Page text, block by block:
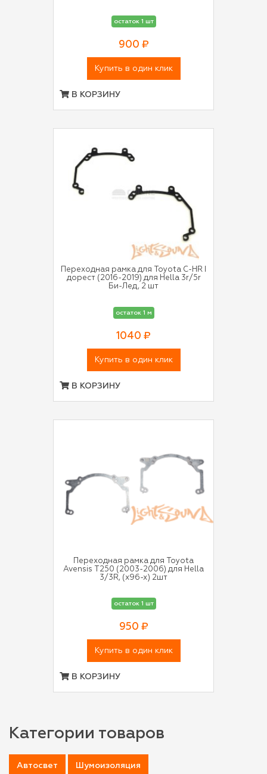
остаток 1 шт
900 ₽
Купить в один клик
В КОРЗИНУ
Переходная рамка для Toyota C-HR I
дорест (2016-2019) для Hella 3r/5r
Би-Лед, 2 шт
остаток 1 м
1040 ₽
Купить в один клик
В КОРЗИНУ
Переходная рамка для Toyota
Avensis T250 (2003-2006) для Hella
3/3R, (x96-x) 2шт
остаток 1 шт
950 ₽
Купить в один клик
В КОРЗИНУ
Категории товаров
Автосвет Шумоизоляция